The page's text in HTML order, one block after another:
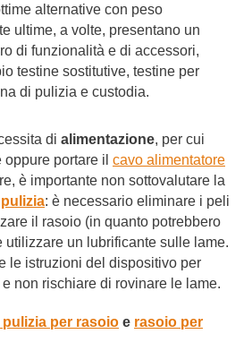
alternative con peso
ultime, a volte, presentano un
di funzionalità e di accessori,
testine sostitutive, testine per
di pulizia e custodia.
di alimentazione, per cui
portare il cavo alimentatore
è importante non sottovalutare la
pulizia: è necessario eliminare i peli
il rasoio (in quanto potrebbero
utilizzare un lubrificante sulle lame.
le istruzioni del dispositivo per
non rischiare di rovinare le lame.
pulizia per rasoio e rasoio per